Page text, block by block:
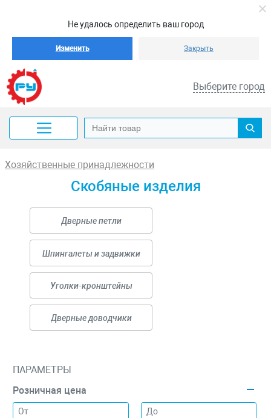
Не удалось определить ваш город
Изменить Закрыть
Выберите город
Хозяйственные принадлежности
Скобяные изделия
Дверные петли
Шпингалеты и задвижки
Уголки-кронштейны
Дверные доводчики
ПАРАМЕТРЫ
Розничная цена